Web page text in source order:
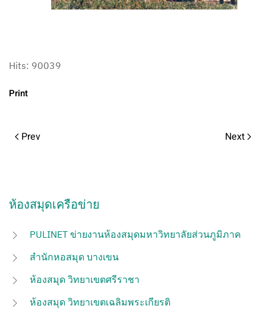
Hits: 90039
Print
Prev Next
ห้องสมุดเครือข่าย
PULINET ข่ายงานห้องสมุดมหาวิทยาลัยส่วนภูมิภาค
สำนักหอสมุด บางเขน
ห้องสมุด วิทยาเขตศรีราชา
ห้องสมุด วิทยาเขตเฉลิมพระเกียรติ